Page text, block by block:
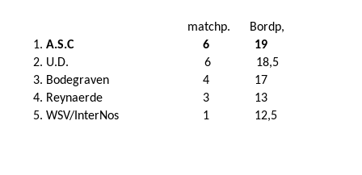
matchp. Bordp,
A.S.C 6 19
U.D. 6 18,5
Bodegraven 4 17
Reynaerde 3 13
WSV/InterNos 1 12,5